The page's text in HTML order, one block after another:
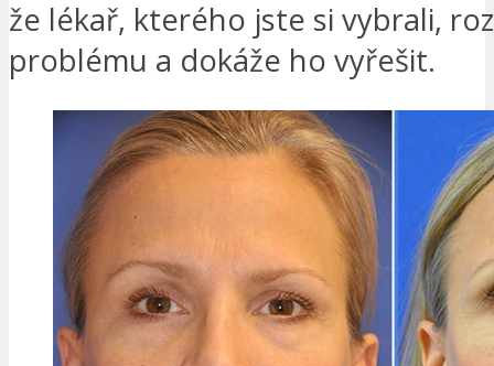
že lékař, kterého jste si vybrali,
problému a dokáže ho vyřešit.